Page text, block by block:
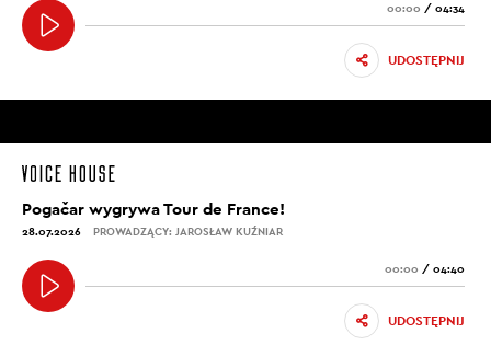
00:00 / 04:34
UDOSTĘPNIJ
Pogačar wygrywa Tour de France!
28.07.2026 PROWADZĄCY: JAROSŁAW KUŹNIAR
00:00 / 04:40
UDOSTĘPNIJ